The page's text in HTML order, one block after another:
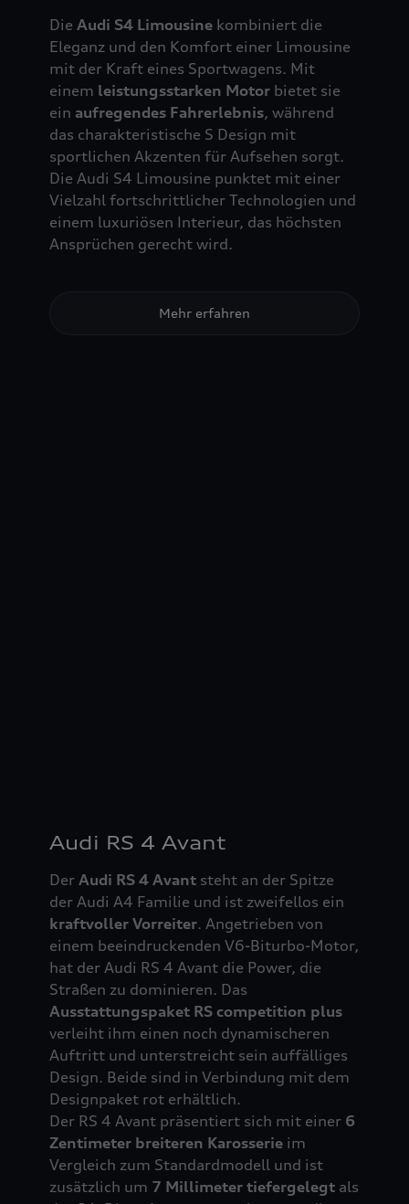
Die Audi S4 Limousinekombiniert die
Eleganz und den Komfort einer Limousine
mit der Kraft eines Sportwagens. Mit
einem leistungsstarken Motorbietet sie
ein aufregendes Fahrerlebnis, während
das charakteristische S Design mit
sportlichen Akzenten für Aufsehen sorgt.
Die Audi S4 Limousine punktet mit einer
Vielzahl fortschrittlicher Technologien und
einem luxuriösen Interieur, das höchsten
Ansprüchen gerecht wird.
Mehr erfahren
Audi RS 4 Avant
Der Audi RS 4 Avantsteht an der Spitze
der Audi A4 Familie und ist zweifellos ein
kraftvoller Vorreiter. Angetrieben von
einem beeindruckenden V6-Biturbo-Motor,
hat der Audi RS 4 Avant die Power, die
Straßen zu dominieren. Das
Ausstattungspaket RS competition plus
verleiht ihm einen noch dynamischeren
Auftritt und unterstreicht sein auffälliges
Design. Beide sind in Verbindung mit dem
Designpaket rot erhältlich.
Der RS 4 Avant präsentiert sich mit einer 6
Zentimeter breiteren Karosserieim
Vergleich zum Standardmodell und ist
zusätzlich um 7 Millimeter tiefergelegtals